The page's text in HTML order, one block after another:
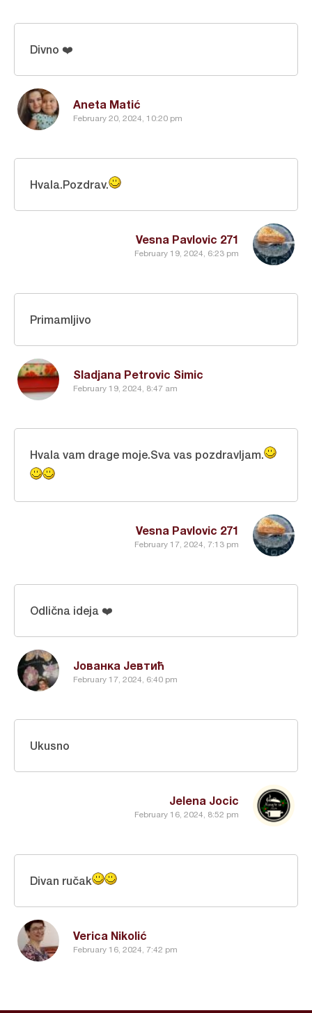
Aneta Matić
February 20, 2024, 10:20 pm
Divno ❤️
Vesna Pavlovic 271
February 19, 2024, 6:23 pm
Hvala.Pozdrav.
Sladjana Petrovic Simic
February 19, 2024, 8:47 am
Primamljivo
Vesna Pavlovic 271
February 17, 2024, 7:13 pm
Hvala vam drage moje.Sva vas pozdravljam.
Јованка Јевтић
February 17, 2024, 6:40 pm
Odlična ideja ❤️
Jelena Jocic
February 16, 2024, 8:52 pm
Ukusno
Verica Nikolić
February 16, 2024, 7:42 pm
Divan ručak